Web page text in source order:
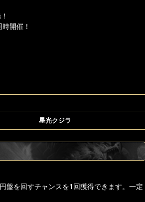
開催！
星光クジラ
盤を回すチャンスを1回獲得できます。一定